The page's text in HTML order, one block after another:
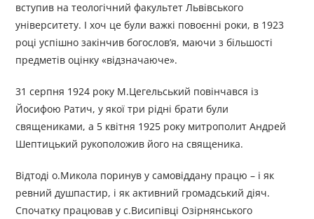
вступив на теологічний факультет Львівського
університету. І хоч це були важкі повоєнні роки, в 1923
році успішно закінчив богослов’я, маючи з більшості
предметів оцінку «відзначаюче».
31 серпня 1924 року М.Цегельський повінчався із
Йосифою Ратич, у якої три рідні брати були
священиками, а 5 квітня 1925 року митрополит Андрей
Шептицький рукоположив його на священика.
Відтоді о.Микола поринув у самовіддану працю – і як
ревний душпастир, і як активний громадський діяч.
Спочатку працював у с.Висипівці Озірнянського